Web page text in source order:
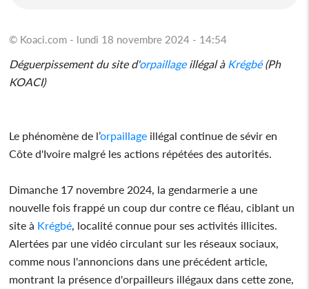
© Koaci.com - lundi 18 novembre 2024 - 14:54
Déguerpissement du site d'orpaillageillégal à Krégbé(Ph
KOACI)
Le phénomène de l’orpaillage illégal continue de sévir en
Côte d'Ivoire malgré les actions répétées des autorités.
Dimanche 17 novembre 2024, la gendarmerie a une
nouvelle fois frappé un coup dur contre ce fléau, ciblant un
site à Krégbé, localité connue pour ses activités illicites.
Alertées par une vidéo circulant sur les réseaux sociaux,
comme nous l'annoncions dans une précédent article,
montrant la présence d'orpailleurs illégaux dans cette zone,